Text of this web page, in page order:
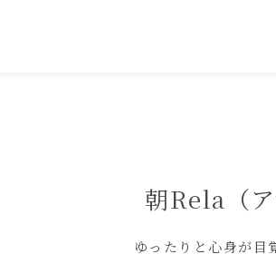
朝Rela（ア
ゆったりと心身が目